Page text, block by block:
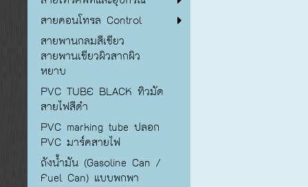
สายคอนโทรล Control
สายพานกลมสีเขียว
สายพานเขียวผิวสากผิว
หยาบ
PVC TUBE BLACK ทิวมัด
สายไฟสีดำ
PVC marking tube ปลอก
PVC มาร์คสายไฟ
ถังน้ำมัน (Gasoline Can /
Fuel Can) แบบพกพา